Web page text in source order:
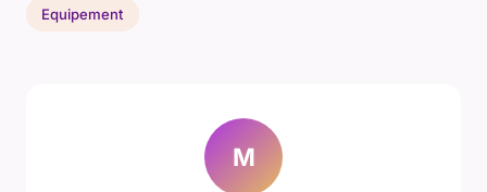
Equipement
M